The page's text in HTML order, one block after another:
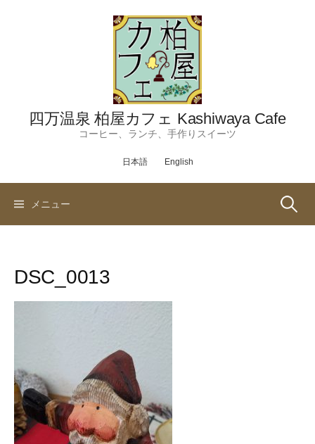
四万温泉 柏屋カフェ Kashiwaya Cafe
コーヒー、ランチ、手作りスイーツ
日本語 English
メニュー 検
DSC_0013